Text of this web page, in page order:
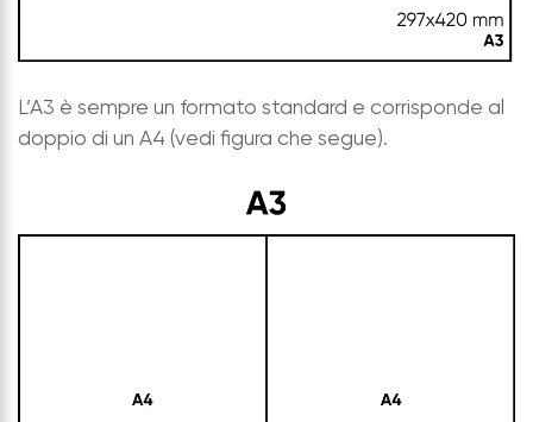
L’A3 è sempre un formato standard e corrisponde al
doppio di un A4 (vedi figura che segue).